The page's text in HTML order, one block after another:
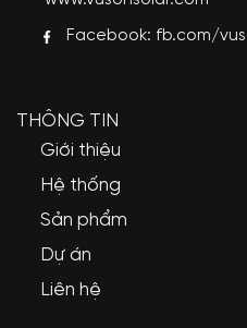
Facebook: fb.com/
THÔNG TIN
Giới thiệu
Hệ thống
Sản phẩm
Dự án
Liên hệ